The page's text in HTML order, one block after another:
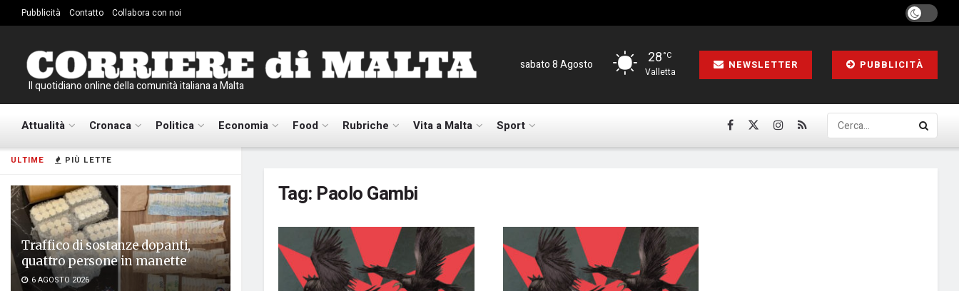
ULTIME PIÙ LETTE
Traffico di sostanze dopanti,
quattro persone in manette
6 AGOSTO 2026
Pubblicità Contatto Collabora con noi
Il quotidiano online della comunità italiana a Malta
sabato 8 Agosto 28°C
Valletta
NEWSLETTER PUBBLICITÀ
Attualità Cronaca Politica Economia Food Rubriche Vita a Malta Sport
Tag: Paolo Gambi